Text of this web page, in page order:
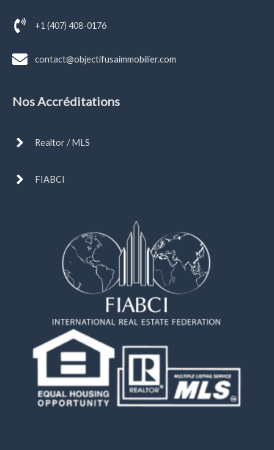
+1 (407) 408-0176
contact@objectifusaimmobilier.com
Nos Accréditations
Realtor / MLS
FIABCI